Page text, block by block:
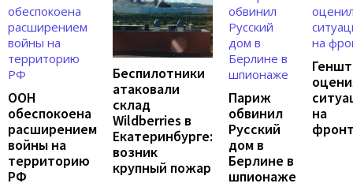
ООН
обеспокоена
расширением
войны на
территорию
РФ
Беспилотники
атаковали
склад
Wildberries в
Екатеринбурге:
возник
крупный пожар
Париж
обвинил
Русский
дом в
Берлине в
шпионаже
на